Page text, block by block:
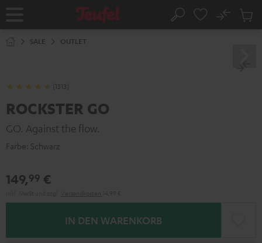
Startseite Suche
No
SALE OUTLET
(1313)
ROCKSTER GO
GO. Against the flow.
Farbe: Schwarz
149,99 €
IN DEN WARENKORB